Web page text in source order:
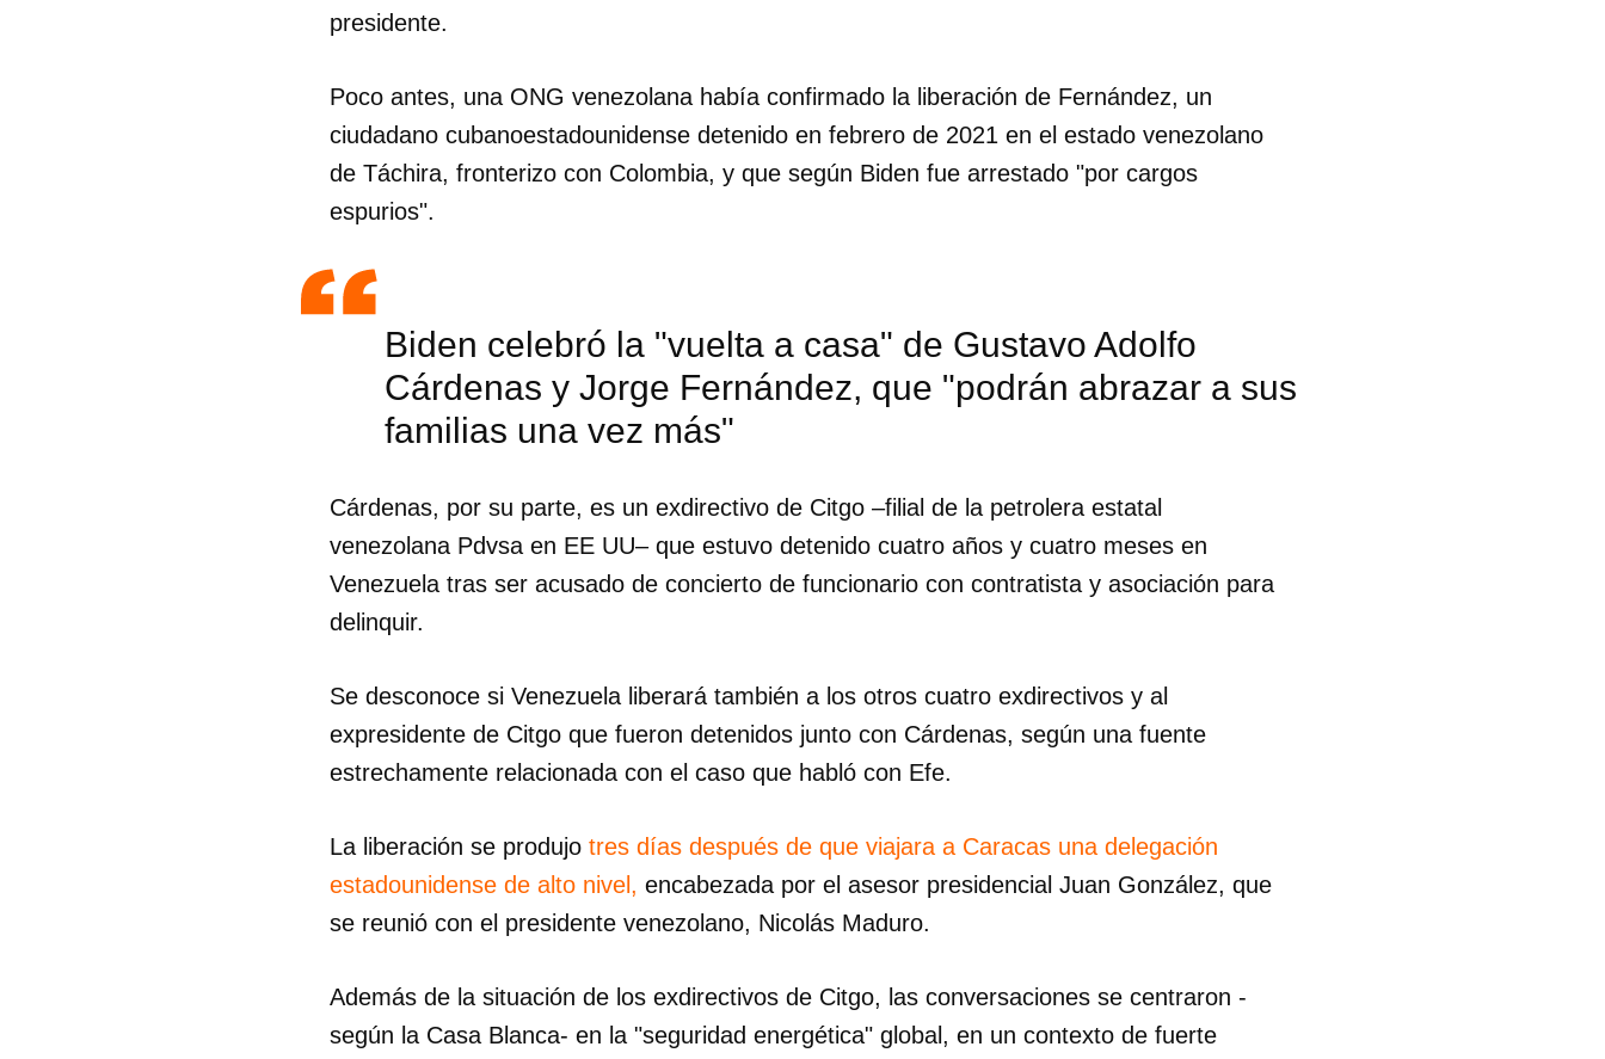
Guardar como favorito
cuenta de 14ymedio.
INICIAR SESIÓN
presidente.
Poco antes, una ONG venezolana había confirmado la liberación de Fernández, un
ciudadano cubanoestadounidense detenido en febrero de 2021 en el estado venezolano
de Táchira, fronterizo con Colombia, y que según Biden fue arrestado "por cargos
espurios".
Biden celebró la "vuelta a casa" de Gustavo Adolfo
Cárdenas y Jorge Fernández, que "podrán abrazar a sus
familias una vez más"
Cárdenas, por su parte, es un exdirectivo de Citgo –filial de la petrolera estatal
venezolana Pdvsa en EE UU– que estuvo detenido cuatro años y cuatro meses en
Venezuela tras ser acusado de concierto de funcionario con contratista y asociación para
delinquir.
Se desconoce si Venezuela liberará también a los otros cuatro exdirectivos y al
expresidente de Citgo que fueron detenidos junto con Cárdenas, según una fuente
estrechamente relacionada con el caso que habló con Efe.
La liberación se produjo tres días después de que viajara a Caracas una delegación
estadounidense de alto nivel, encabezada por el asesor presidencial Juan González, que
se reunió con el presidente venezolano, Nicolás Maduro.
Además de la situación de los exdirectivos de Citgo, las conversaciones se centraron -
según la Casa Blanca- en la "seguridad energética" global, en un contexto de fuerte